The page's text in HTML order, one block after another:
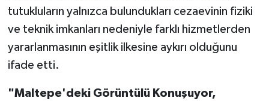
tutukluların yalnızca bulundukları cezaevinin fiziki
ve teknik imkanları nedeniyle farklı hizmetlerden
yararlanmasının eşitlik ilkesine aykırı olduğunu
ifade etti.
"Maltepe'deki Görüntülü Konuşuyor,